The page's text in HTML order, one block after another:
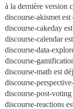
à la dernière version
discourse-akismet
discourse-cakeday
discourse-calendar
discourse-data-
discourse-
discourse-math est
discourse-
discourse-post-
discourse-reactions